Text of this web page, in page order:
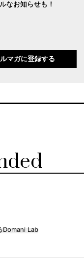
なお知らせも！
ルマガに登録する
Domani Lab